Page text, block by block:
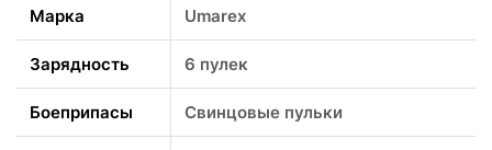
Марка Umarex
Зарядность 6 пулек
Боеприпасы Свинцовые пульки